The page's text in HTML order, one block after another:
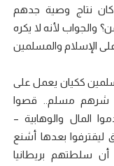
نتاج وصية جدهم
والجواب لأنه لا يكره
على الإسلام والمسلمين
ككيان يعمل على
شرهم مسلم.. قصوا
المال والوهابية –
بعدها أشنع
أن سلطتهم بريطانيا